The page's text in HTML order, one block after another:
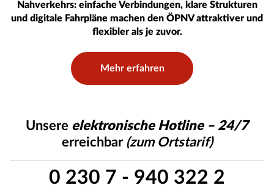
Nahverkehrs: einfache Verbindungen, klare Strukturen
und digitale Fahrpläne machen den ÖPNV attraktiver und
flexibler als je zuvor.
Mehr erfahren
Unsere elektronische Hotline – 24/7
erreichbar (zum Ortstarif)
0 230 7 - 940 322 2